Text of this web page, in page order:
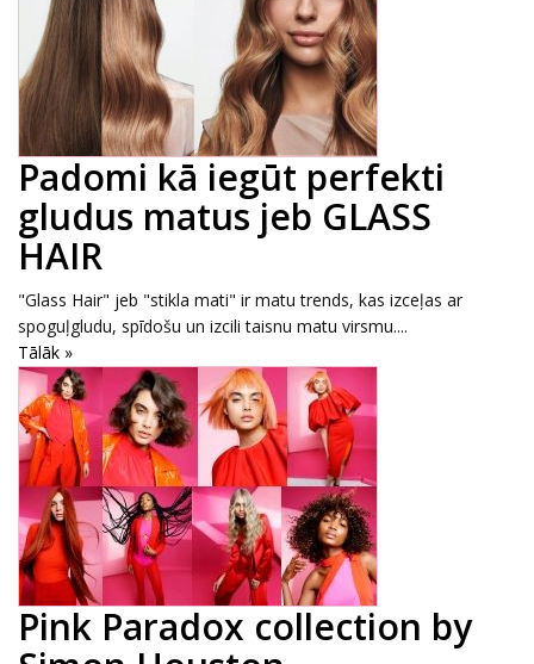
Padomi kā iegūt perfekti
gludus matus jeb GLASS
HAIR
"Glass Hair" jeb "stikla mati" ir matu trends, kas izceļas ar
spoguļgludu, spīdošu un izcili taisnu matu virsmu....
Tālāk »
Pink Paradox collection by